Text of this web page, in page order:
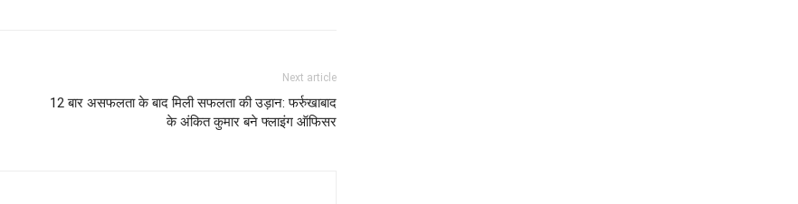
Next article
12 बार असफलता के बाद मिली सफलता की उड़ान: फर्रुखाबाद
के अंकित कुमार बने फ्लाइंग ऑफिसर